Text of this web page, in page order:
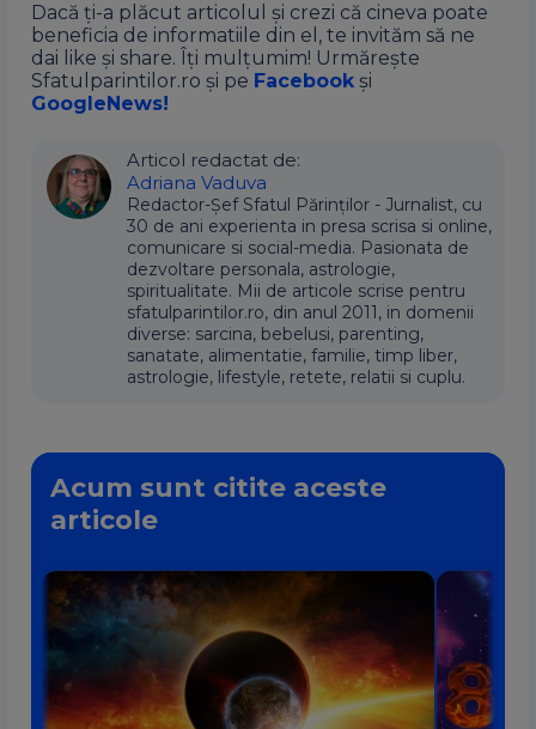
Dacă ți-a plăcut articolul și crezi că cineva poate
beneficia de informatiile din el, te invităm să ne
dai like și share. Îți mulțumim! Urmărește
Sfatulparintilor.ro și pe Facebook și
GoogleNews!
Articol redactat de:
Adriana Vaduva
Redactor-Șef Sfatul Părinților - Jurnalist, cu
30 de ani experienta in presa scrisa si online,
comunicare si social-media. Pasionata de
dezvoltare personala, astrologie,
spiritualitate. Mii de articole scrise pentru
sfatulparintilor.ro, din anul 2011, in domenii
diverse: sarcina, bebelusi, parenting,
sanatate, alimentatie, familie, timp liber,
astrologie, lifestyle, retete, relatii si cuplu.
Acum sunt citite aceste
articole